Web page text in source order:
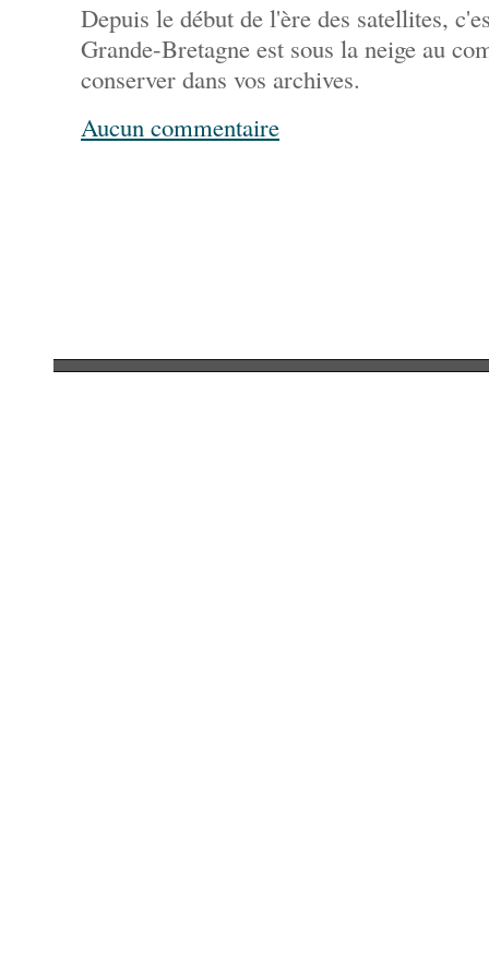
Depuis le début de l'ère des satellites,
Grande-Bretagne est sous la neige au
conserver dans vos archives.
Aucun commentaire